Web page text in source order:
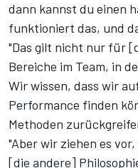
dann kannst du einen
funktioniert das, und
"Das gilt nicht nur für
Bereiche im Team, in
Wir wissen, dass wir
Performance finden
Methoden
"Aber wir ziehen es
[die andere]